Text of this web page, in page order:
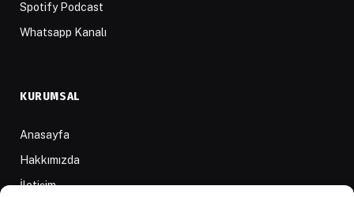
Spotify Podcast
Whatsapp Kanalı
KURUMSAL
Anasayfa
Hakkımızda
İletişim